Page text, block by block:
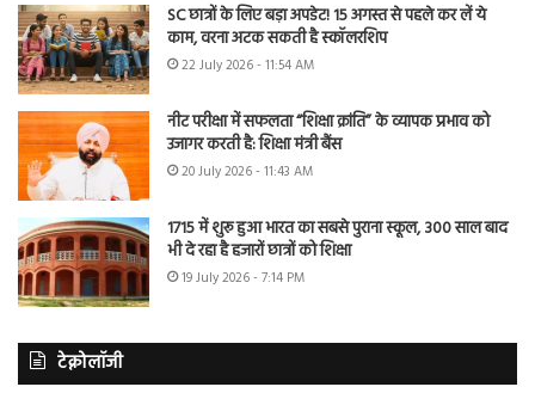
SC छात्रों के लिए बड़ा अपडेट! 15 अगस्त से पहले कर लें ये
काम, वरना अटक सकती है स्कॉलरशिप
22 July 2026 - 11:54 AM
नीट परीक्षा में सफलता “शिक्षा क्रांति” के व्यापक प्रभाव को
उजागर करती है: शिक्षा मंत्री बैंस
20 July 2026 - 11:43 AM
1715 में शुरू हुआ भारत का सबसे पुराना स्कूल, 300 साल बाद
भी दे रहा है हजारों छात्रों को शिक्षा
19 July 2026 - 7:14 PM
टेक्नोलॉजी